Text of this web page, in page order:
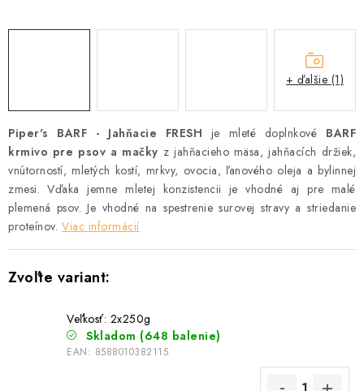
Piper's BARF - Jahňacie FRESH je mleté doplnkové BARF
krmivo pre psov a mačky z jahňacieho mäsa, jahňacích držiek,
vnútorností, mletých kostí, mrkvy, ovocia, ľanového oleja a bylinnej
zmesi. Vďaka jemne mletej konzistencii je vhodné aj pre malé
plemená psov. Je vhodné na spestrenie surovej stravy a striedanie
proteínov. Viac informácií
Veľkosť: 2x250g
Skladom (648 balenie)
EAN: 8588010382115
+ ďalšie (1)